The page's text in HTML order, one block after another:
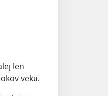
len
veku.